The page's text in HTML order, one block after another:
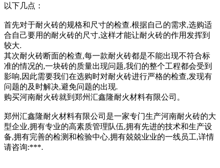
以下几点：
首先对于耐火砖的规格和尺寸的检查.根据自己的需求,选购适
合自己要用的耐火砖的尺寸,这样才能让耐火砖的作用发挥到
较大.
其次耐火砖断面的检查,每一款耐火砖都是不能出现不符合标
准的情况的,一块砖的质量出现问题,我们的整个工程都会受到
影响,因此需要我们在选购时对耐火砖进行严格的检查,发现有
问题的及时解决,避免问题的出现.
购买河南耐火砖就到郑州汇鑫隆耐火材料有限公司。
郑州汇鑫隆耐火材料有限公司是一家专门生产河南耐火砖的大
型企业,拥有专业的高素质管理队伍,拥有先进的技术和生产设
备,拥有完善的检测和检验中心,拥有兢兢业业的一线员工,详情
请咨询:***.